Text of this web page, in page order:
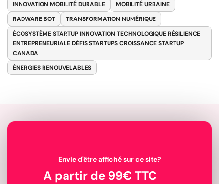
INNOVATION MOBILITÉ DURABLE
MOBILITÉ URBAINE
RADWARE BOT
TRANSFORMATION NUMÉRIQUE
ÉCOSYSTÈME STARTUP INNOVATION TECHNOLOGIQUE RÉSILIENCE
ENTREPRENEURIALE DÉFIS STARTUPS CROISSANCE STARTUP
CANADA
ÉNERGIES RENOUVELABLES
Envie d'être affiché sur ce site?
A partir de 99€ TTC